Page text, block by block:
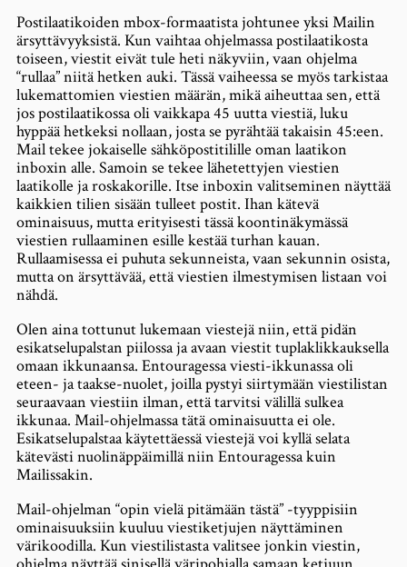
Postilaatikoiden mbox-formaatista johtunee yksi Mailin
ärsyttävyyksistä. Kun vaihtaa ohjelmassa postilaatikosta
toiseen, viestit eivät tule heti näkyviin, vaan ohjelma
“rullaa” niitä hetken auki. Tässä vaiheessa se myös tarkistaa
lukemattomien viestien määrän, mikä aiheuttaa sen, että
jos postilaatikossa oli vaikkapa 45 uutta viestiä, luku
hyppää hetkeksi nollaan, josta se pyrähtää takaisin 45:een.
Mail tekee jokaiselle sähköpostitilille oman laatikon
inboxin alle. Samoin se tekee lähetettyjen viestien
laatikolle ja roskakorille. Itse inboxin valitseminen näyttää
kaikkien tilien sisään tulleet postit. Ihan kätevä
ominaisuus, mutta erityisesti tässä koontinäkymässä
viestien rullaaminen esille kestää turhan kauan.
Rullaamisessa ei puhuta sekunneista, vaan sekunnin osista,
mutta on ärsyttävää, että viestien ilmestymisen listaan voi
nähdä.
Olen aina tottunut lukemaan viestejä niin, että pidän
esikatselupalstan piilossa ja avaan viestit tuplaklikkauksella
omaan ikkunaansa. Entouragessa viesti-ikkunassa oli
eteen- ja taakse-nuolet, joilla pystyi siirtymään viestilistan
seuraavaan viestiin ilman, että tarvitsi välillä sulkea
ikkunaa. Mail-ohjelmassa tätä ominaisuutta ei ole.
Esikatselupalstaa käytettäessä viestejä voi kyllä selata
kätevästi nuolinäppäimillä niin Entouragessa kuin
Mailissakin.
Mail-ohjelman “opin vielä pitämään tästä” -tyyppisiin
ominaisuuksiin kuuluu viestiketjujen näyttäminen
värikoodilla. Kun viestilistasta valitsee jonkin viestin,